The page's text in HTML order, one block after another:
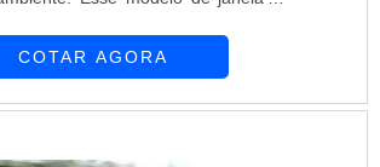
de janela maxim ar com tela
COTAR AGORA